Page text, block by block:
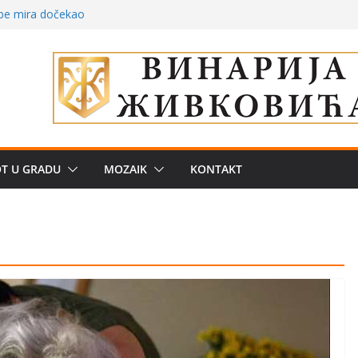
– električni
može li
projekat: Gde
Umesto
U GRADU MOZAIK KONTAKT